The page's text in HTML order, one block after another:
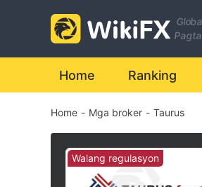
Home Ranking
Home - Mga broker - Taurus
Walang regulasyon